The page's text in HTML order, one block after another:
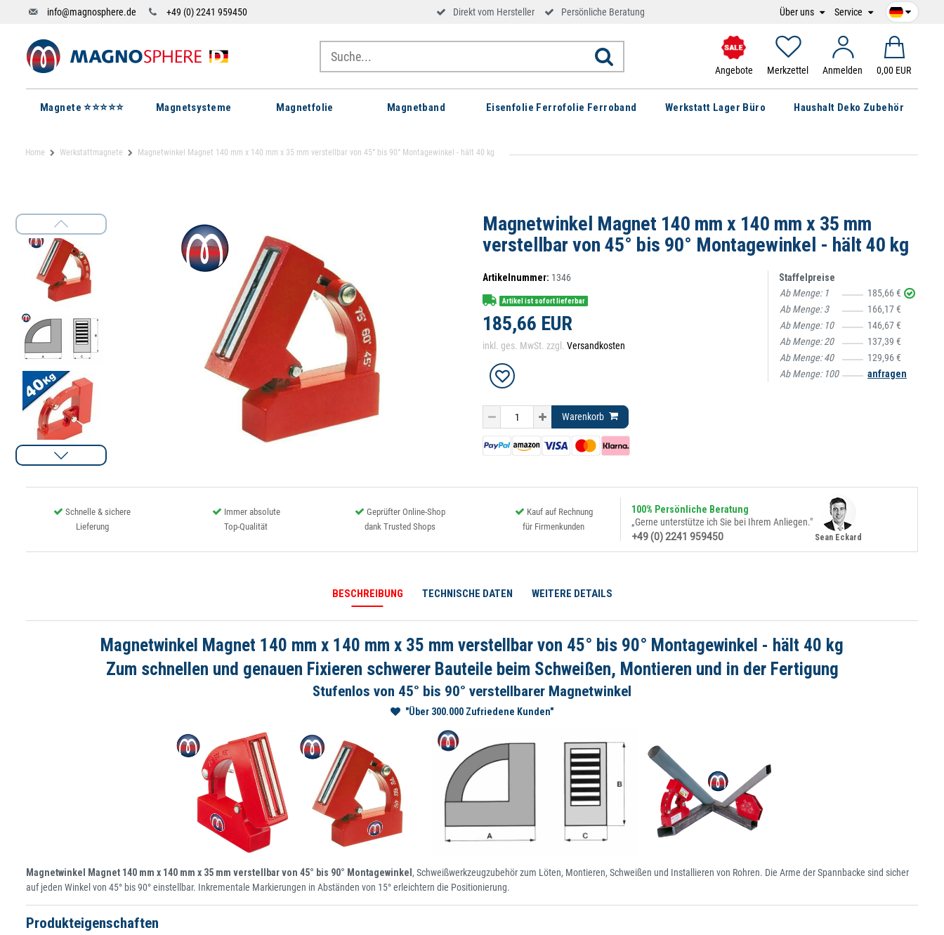
info@magnosphere.de +49 (0) 2241 959450 Direkt vom Hersteller Persönliche Beratung Über uns Service
Angebote Merkzettel Anmelden 0,00 EUR
Magnete ⭐⭐⭐⭐⭐ Magnetsysteme Magnetfolie Magnetband Eisenfolie Ferrofolie Ferroband Werkstatt Lager Büro Haushalt Deko Zubehör
Home Werkstattmagnete Magnetwinkel Magnet 140 mm x 140 mm x 35 mm verstellbar von 45° bis 90° Montagewinkel - hält 40 kg
Magnetwinkel Magnet 140 mm x 140 mm x 35 mm
verstellbar von 45° bis 90° Montagewinkel - hält 40 kg
Artikelnummer: 1346
Artikel ist sofort lieferbar
185,66 EUR
inkl. ges. MwSt. zzgl. Versandkosten
Staffelpreise
Ab Menge: 1
185,66 €
Ab Menge:3
166,17 €
Ab Menge: 10
146,67 €
Ab Menge:20
137,39 €
Ab Menge:40
129,96 €
Ab Menge: 100 anfragen
Warenkorb
Schnelle & sichere
Lieferung
Immer absolute
Top-Qualität
Geprüfter Online-Shop
dank Trusted Shops
Kauf auf Rechnung
für Firmenkunden
100% Persönliche Beratung
„Gerne unterstütze ich Sie bei Ihrem Anliegen."
+49 (0) 2241 959450
Sean Eckard
BESCHREIBUNG TECHNISCHE DATEN WEITERE DETAILS
Magnetwinkel Magnet 140 mm x 140 mm x 35 mm verstellbar von 45° bis 90° Montagewinkel - hält 40 kg
Zum schnellen und genauen Fixieren schwerer Bauteile beim Schweißen, Montieren und in der Fertigung
Stufenlos von 45° bis 90° verstellbarer Magnetwinkel
"Über 300.000 Zufriedene Kunden"
Magnetwinkel Magnet 140 mm x 140 mm x 35 mm verstellbar von 45° bis 90° Montagewinkel , Schweißwerkzeugzubehör zum Löten, Montieren, Schweißen und Installieren von Rohren. Die Arme der Spannbacke sind sicher
auf jeden Winkel von 45° bis 90° einstellbar. Inkrementale Markierungen in Abständen von 15° erleichtern die Positionierung.
Produkteigenschaften